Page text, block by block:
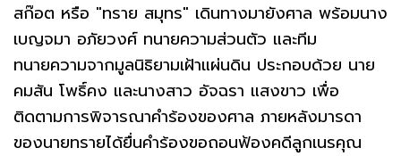
สก๊อต หรือ "ทราย สมุทร" เดินทางมายังศาล พร้อมนาง
เบญจมา อภัยวงศ์ ทนายความส่วนตัว และทีม
ทนายความจากมูลนิธิยามเฝ้าแผ่นดิน ประกอบด้วย นาย
คมสัน โพธิ์คง และนางสาว อัจฉรา แสงขาว เพื่อ
ติดตามการพิจารณาคำร้องของศาล ภายหลังมารดา
ของนายทรายได้ยื่นคำร้องขอถอนฟ้องคดีลูกเนรคุณ